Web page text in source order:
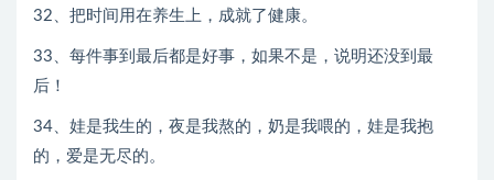
32、把时间用在养生上，成就了健康。
33、每件事到最后都是好事，如果不是，说明还没到最
后！
34、娃是我生的，夜是我熬的，奶是我喂的，娃是我抱
的，爱是无尽的。